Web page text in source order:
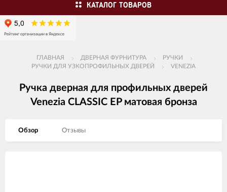
КАТАЛОГ ТОВАРОВ
ГЛАВНАЯ ДВЕРНАЯ ФУРНИТУРА
РУЧКИ
РУЧКИ ДЛЯ УЗКОПРОФИЛЬНЫХ ДВЕРЕЙ
VENEZIA
Ручка дверная для профильных дверей
Venezia CLASSIC EP матовая бронза
Обзор Отзывы